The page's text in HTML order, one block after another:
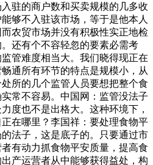
驻的商户数和买卖规模的几多收
够不入驻该市场，等于是他本人
农贸市场并没有积极性实正地检
还有个不容轻忽的要素必需考
管难度相当大。我们晓得现正在
通所有环节的特点是规模小，从
所的几个监管人员要想把整个食
常不容易。中国网：监管没法子
度也不是出格大。这种环境下，
在哪里？李国祥：要处理食物平
法子，这是底子的。只要通过市
有动力抓食物平安质量，提高食
产运营者从中能够获得益处，构